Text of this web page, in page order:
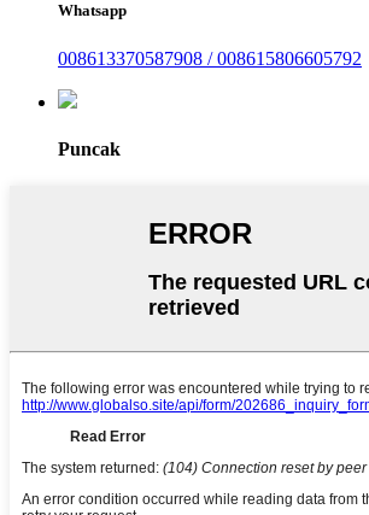
Whatsapp
008613370587908 / 008615806605792
Puncak